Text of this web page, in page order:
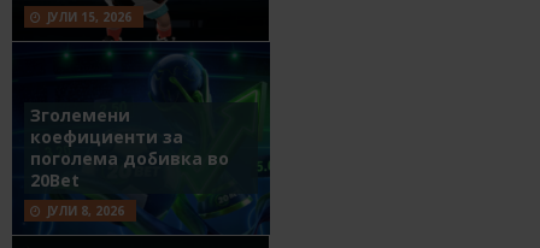
ЈУЛИ 15, 2026
Зголемени
коефициенти за
поголема добивка во
20Bet
ЈУЛИ 8, 2026